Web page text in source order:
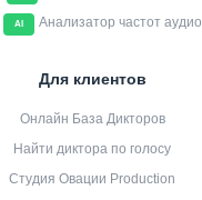
AI Анализатор частот аудио
Для клиентов
Онлайн База Дикторов
Найти диктора по голосу
Студия Овации Production